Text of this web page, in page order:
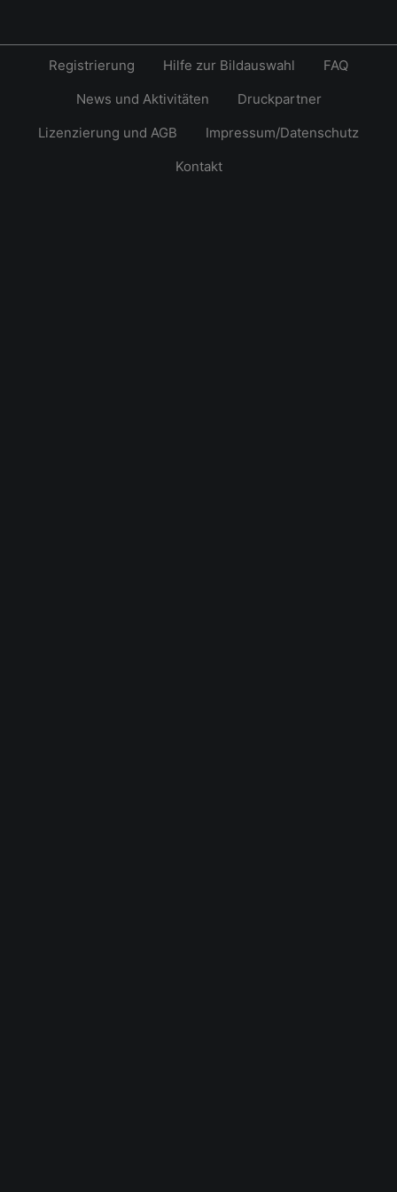
Registrierung Hilfe zur Bildauswahl
FAQ
News und Aktivitäten
Druckpartner
Lizenzierung und AGB
Impressum/Datenschutz
Kontakt